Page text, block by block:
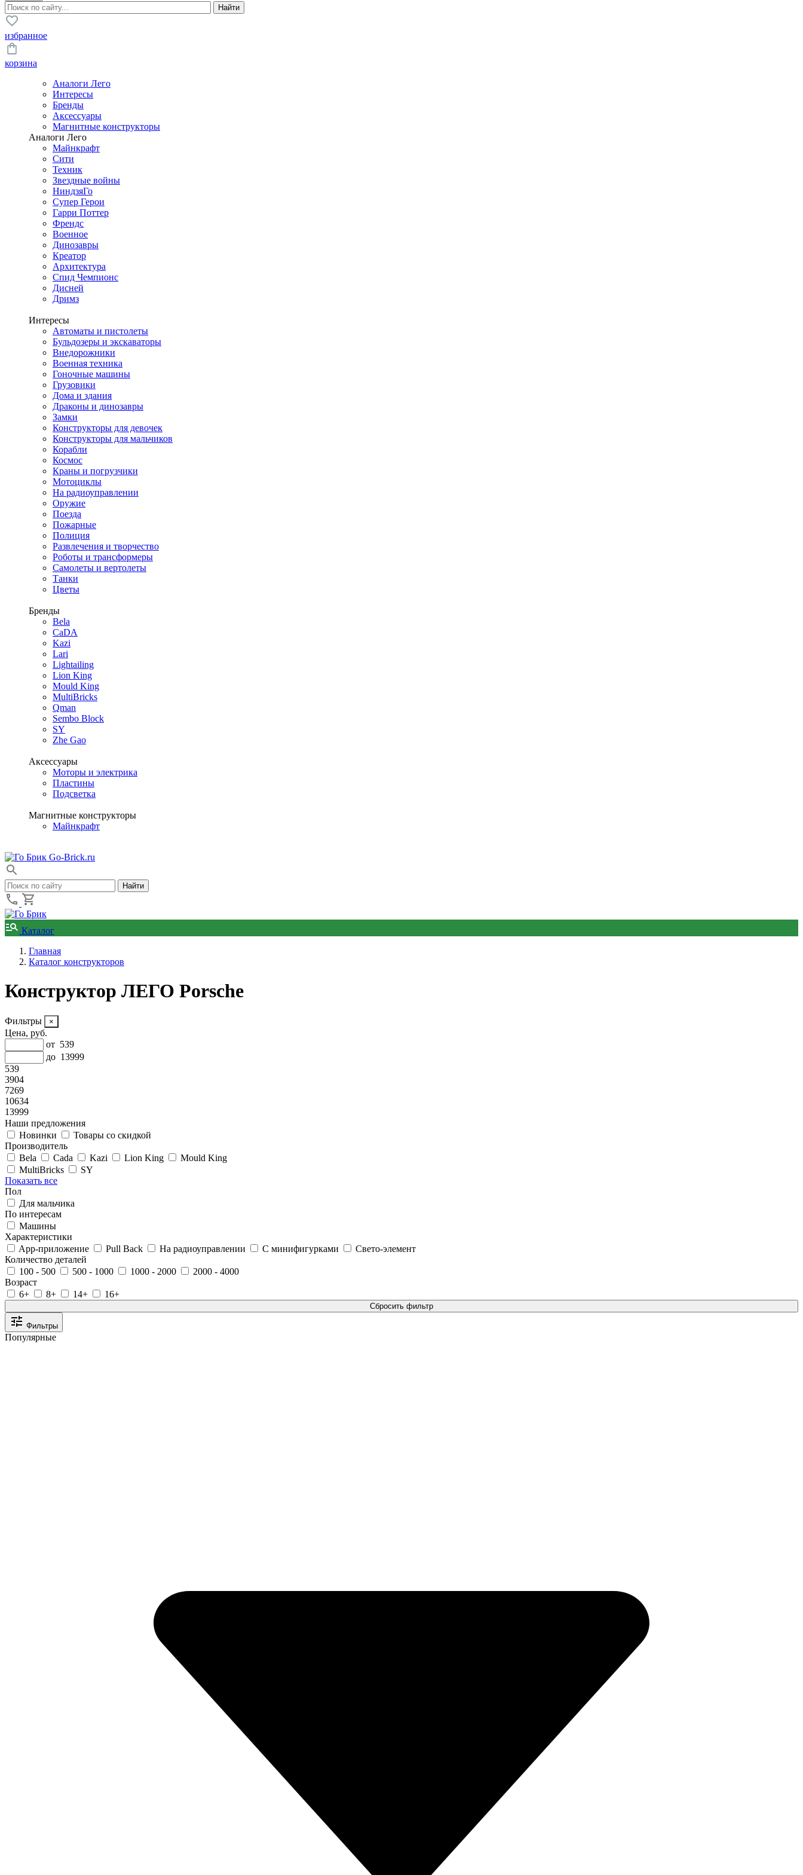
избранное
корзина
Аналоги Лего
Интересы
Бренды
Аксессуары
Магнитные конструкторы
Аналоги Лего
Майнкрафт
Сити
Техник
Звездные войны
НиндзяГо
Супер Герои
Гарри Поттер
Френдс
Военное
Динозавры
Креатор
Архитектура
Спид Чемпионс
Дисней
Дримз
Интересы
Автоматы и пистолеты
Бульдозеры и экскаваторы
Внедорожники
Военная техника
Гоночные машины
Грузовики
Дома и здания
Драконы и динозавры
Замки
Конструкторы для девочек
Конструкторы для мальчиков
Корабли
Космос
Краны и погрузчики
Мотоциклы
На радиоуправлении
Оружие
Поезда
Пожарные
Полиция
Развлечения и творчество
Роботы и трансформеры
Самолеты и вертолеты
Танки
Цветы
Бренды
Bela
CaDA
Kazi
Lari
Lightailing
Lion King
Mould King
MultiBricks
Qman
Sembo Block
SY
Zhe Gao
Аксессуары
Моторы и электрика
Пластины
Подсветка
Магнитные конструкторы
Майнкрафт
Go-Brick.ru
Каталог
Главная
Каталог конструкторов
Конструктор ЛЕГО Porsche
Фильтры
Цена, руб.
от 539
до 13999
539
3904
7269
10634
13999
Наши предложения
Новинки
Товары со скидкой
Производитель
Bela
Cada Kazi Lion King
Mould King
MultiBricks
SY
Показать все
Пол
Для мальчика
По интересам
Машины
Характеристики
App-приложение
Pull Back На радиоуправлении С минифигурками
Свето-элемент
Количество деталей
100 - 500
500 - 1000 1000 - 2000
2000 - 4000
Возраст
6+
8+ 14+ 16+
Фильтры
Популярные